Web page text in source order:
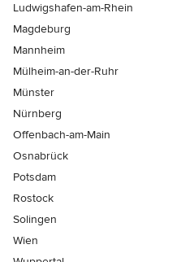
Ludwigshafen-am-Rhein
Magdeburg
Mannheim
Mülheim-an-der-Ruhr
Münster
Nürnberg
Offenbach-am-Main
Osnabrück
Potsdam
Rostock
Solingen
Wien